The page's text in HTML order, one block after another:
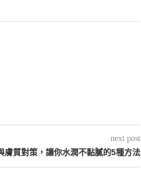
next post
膚質對策，讓你水潤不黏膩的5種方法